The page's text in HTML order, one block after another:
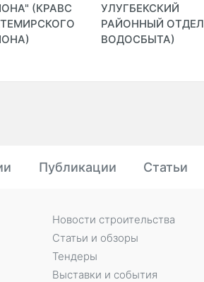
(КРАВС
УЛУГБЕКСКИЙ
РАЙОННЫЙ ОТДЕЛ
ВОДОСБЫТА)
Публикации Статьи
Новости строительства
Статьи и обзоры
Тендеры
Выставки и события